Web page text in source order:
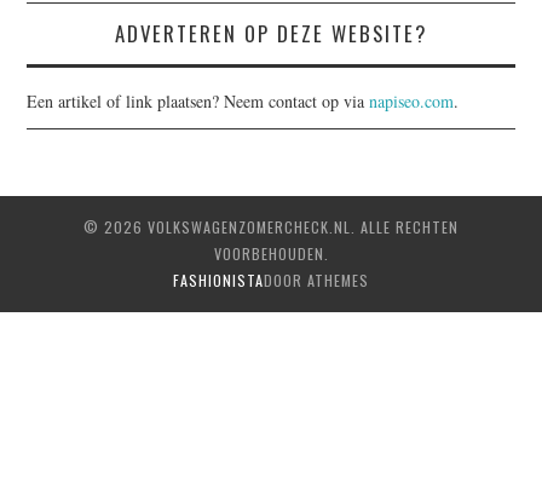
ADVERTEREN OP DEZE WEBSITE?
Een artikel of link plaatsen? Neem contact op vianapiseo.com.
© 2026 VOLKSWAGENZOMERCHECK.NL. ALLE RECHTEN
VOORBEHOUDEN.
FASHIONISTADOOR ATHEMES